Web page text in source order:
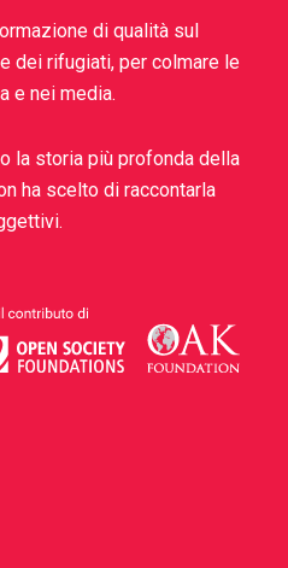
di qualità sul
dei rifugiati, per colmare le
e nei media.
la storia più profonda della
ha scelto di raccontarla